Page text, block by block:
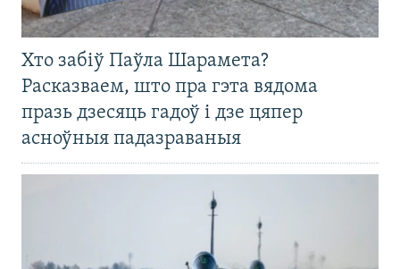
Хто забіў Паўла Шарамета?
Расказваем, што пра гэта вядома
празь дзесяць гадоў і дзе цяпер
асноўныя падазраваныя